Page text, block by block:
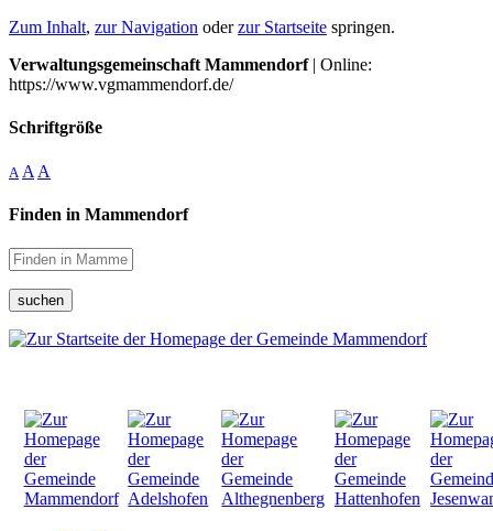
Zum Inhalt, zur Navigation oderzur Startseite springen.
Verwaltungsgemeinschaft Mammendorf| Online:
https://www.vgmammendorf.de/
Schriftgröße
A A A
Finden in Mammendorf
suchen